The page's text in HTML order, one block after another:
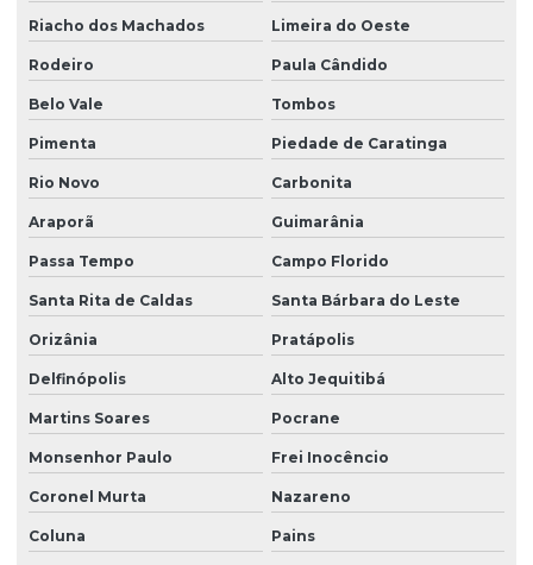
Riacho dos Machados Limeira do Oeste
Rodeiro Paula Cândido
Belo Vale Tombos
Pimenta Piedade de Caratinga
Rio Novo Carbonita
Araporã Guimarânia
Passa Tempo Campo Florido
Santa Rita de Caldas Santa Bárbara do Leste
Orizânia Pratápolis
Delfinópolis Alto Jequitibá
Martins Soares Pocrane
Monsenhor Paulo Frei Inocêncio
Coronel Murta Nazareno
Coluna Pains